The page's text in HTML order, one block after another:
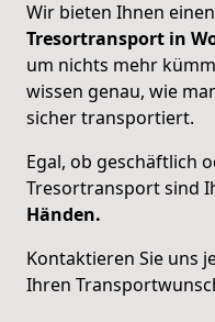
Wir bieten Ihnen
Tresortransport in
um nichts mehr
wissen genau, wie
sicher transportiert.
Egal, ob geschäftlich
Tresortransport sind
Händen.
Kontaktieren Sie uns
Ihren